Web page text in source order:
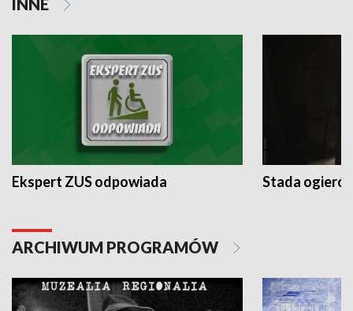
INNE
Ekspert ZUS odpowiada Stada
ARCHIWUM PROGRAMÓW